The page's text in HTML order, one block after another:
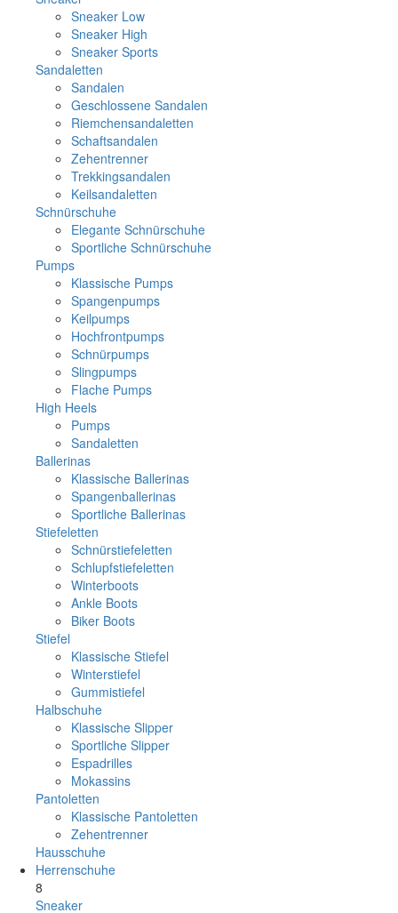
Sneaker Low
Sneaker High
Sneaker Sports
Sandaletten
Sandalen
Geschlossene Sandalen
Riemchensandaletten
Schaftsandalen
Zehentrenner
Trekkingsandalen
Keilsandaletten
Schnürschuhe
Elegante Schnürschuhe
Sportliche Schnürschuhe
Pumps
Klassische Pumps
Spangenpumps
Keilpumps
Hochfrontpumps
Schnürpumps
Slingpumps
Flache Pumps
High Heels
Pumps
Sandaletten
Ballerinas
Klassische Ballerinas
Spangenballerinas
Sportliche Ballerinas
Stiefeletten
Schnürstiefeletten
Schlupfstiefeletten
Winterboots
Ankle Boots
Biker Boots
Stiefel
Klassische Stiefel
Winterstiefel
Gummistiefel
Halbschuhe
Klassische Slipper
Sportliche Slipper
Espadrilles
Mokassins
Pantoletten
Klassische Pantoletten
Zehentrenner
Hausschuhe
Herrenschuhe
8
Sneaker